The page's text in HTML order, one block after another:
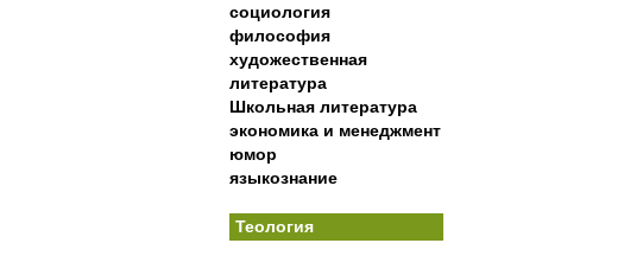
социология
философия
художественная
литература
Школьная литература
экономика и менеджмент
юмор
языкознание
Теология